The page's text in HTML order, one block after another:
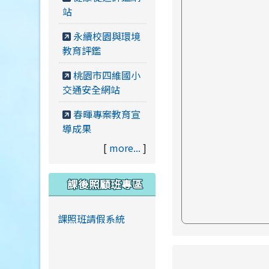
站
永續校園與環境
教育評鑑
桃園市四維國小
交通安全網站
春暉專案教育宣
導成果
[ more... ]
課後照顧班專區
課照班請假系統